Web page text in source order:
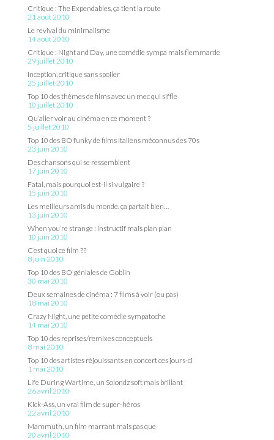
Critique : The Expendables, ça tient la route
21 août 2010
Le revival du minimalisme
14 août 2010
Critique : Night and Day, une comédie sympa mais flemmarde
29 juillet 2010
Inception, critique sans spoiler
25 juillet 2010
Top 10 des thèmes de films avec un mec qui siffle
10 juillet 2010
Qu’aller voir au cinéma en ce moment ?
5 juillet 2010
Top 10 des BO funky de films italiens méconnus des 70s
23 juin 2010
Des chansons qui se ressemblent
17 juin 2010
Fatal, mais pourquoi est-il si vulgaire ?
15 juin 2010
Les meilleurs amis du monde, ça partait bien…
13 juin 2010
When you’re strange : instructif mais plan plan
10 juin 2010
C’est quoi ce film ??
8 juin 2010
Top 10 des BO géniales de Goblin
30 mai 2010
Deux semaines de cinéma : 7 films à voir (ou pas)
18 mai 2010
Crazy Night, une petite comédie sympatoche
14 mai 2010
Top 10 des reprises/remixes conceptuels
8 mai 2010
Top 10 des artistes réjouissants en concert ces jours-ci
1 mai 2010
Life During Wartime, un Solondz soft mais brillant
26 avril 2010
Kick-Ass, un vrai film de super-héros
22 avril 2010
Mammuth, un film marrant mais pas que
20 avril 2010